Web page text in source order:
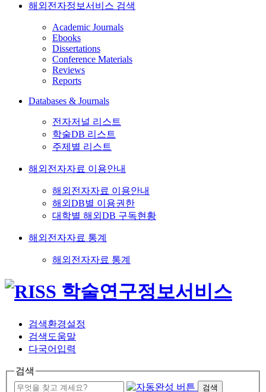
해외전자정보서비스 검색
Academic Journals
Ebooks
Dissertations
Conference Materials
Reviews
Reports
Databases & Journals
전자저널 리스트
학술DB 리스트
주제별 리스트
해외전자자료 이용안내
해외전자자료 이용안내
해외DB별 이용권한
대학별 해외DB 구독현황
해외전자자료 통계
해외전자자료 통계
검색환경설정
검색도움말
다국어입력
검색
검색